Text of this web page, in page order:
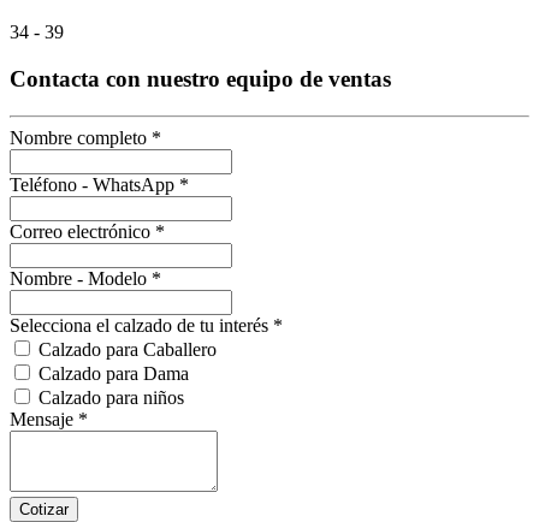
34 - 39
Contacta con nuestro equipo de ventas
Nombre completo *
Teléfono - WhatsApp *
Correo electrónico *
Nombre - Modelo *
Selecciona el calzado de tu interés *
Calzado para Caballero
Calzado para Dama
Calzado para niños
Mensaje *
Cotizar